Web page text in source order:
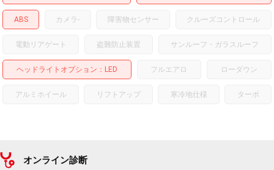
ABS カメラ- 障害物センサー クルーズコントロール
電動リアゲート 盗難防止装置 サンルーフ・ガラスルーフ
ヘッドライトオプション LED フルエアロ ローダウン
アルミホイール リフトアップ 寒冷地仕様 ターボ
オンライン診断